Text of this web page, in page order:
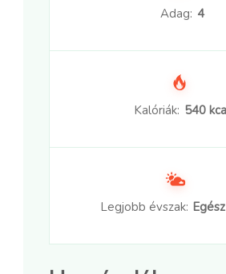
Adag: 4
Kalóriák: 540
Legjobb évszak: